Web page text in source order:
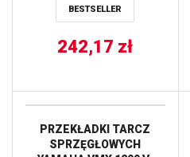
BESTSELLER
242,17 zł
PRZEKŁADKI TARCZ
SPRZĘGŁOWYCH